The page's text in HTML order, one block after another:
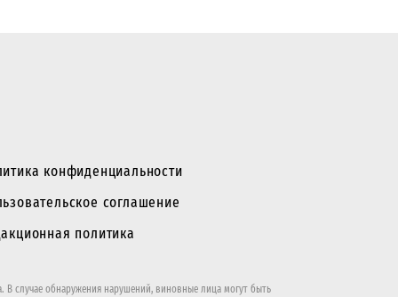
конфиденциальности
соглашение
политика
В случае обнаружения нарушений, виновные лица могут быть